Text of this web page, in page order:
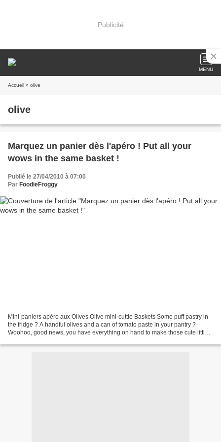
Publicité
MENU
Accueil » olive
olive
Marquez un panier dès l'apéro ! Put all your
wows in the same basket !
Publié le 27/04/2010 à 07:00
Par FoodieFroggy
Mini-paniers apéro aux Olives Olive mini-cuttie Baskets Some puff pastry in
the fridge ? A handful olives and a can of tomato paste in your pantry ?
Woohoo, good news, you have everything on hand to make those cute little